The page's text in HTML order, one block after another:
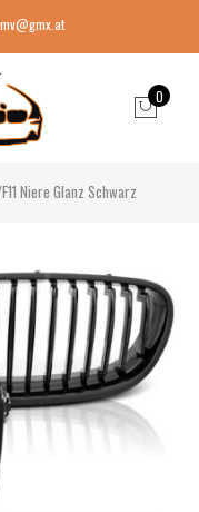
0
Niere Glanz Schwarz